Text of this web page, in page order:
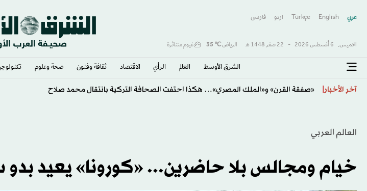
عربي English
Türkçe اردو فارسى
الخميس, 6 أغسطس 2026 - 22 صفَر 1448 هـ الرياض℃
35 غيوم متناثرة
الشرق الأوسط​ العالم الرأي الاقتصاد ثقافة وفنون صحة وعلوم
آخر الأخبار يايسله يودّع الأهلي برسالة مؤثرة بعد ثلاثة مواسم حافلة بالإنجازات
العالم العربي
خيام ومجالس بلا حاضرين... «كورونا» يعيد بدو